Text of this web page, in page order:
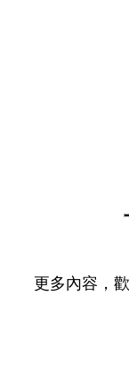
更多內容，